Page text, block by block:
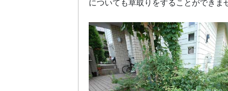
についても草取りをすることができま